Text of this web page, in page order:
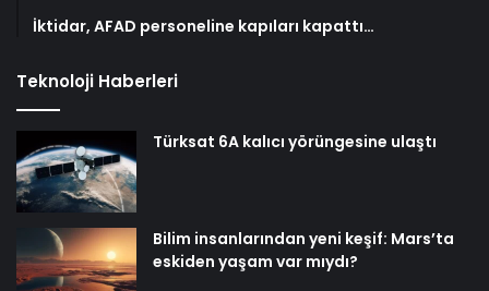
İktidar, AFAD personeline kapıları kapattı…
Teknoloji Haberleri
Türksat 6A kalıcı yörüngesine ulaştı
Bilim insanlarından yeni keşif: Mars’ta
eskiden yaşam var mıydı?